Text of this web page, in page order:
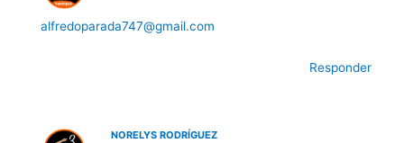
alfredoparada747@gmail.com
Responder
NORELYS RODRÍGUEZ